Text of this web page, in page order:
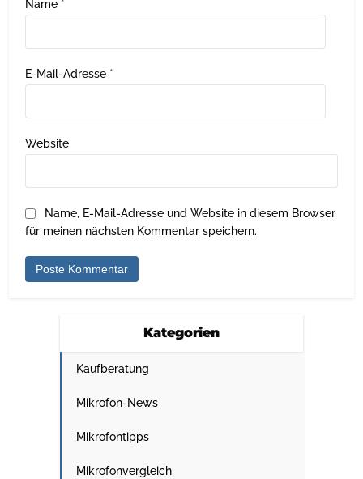
Name *
E-Mail-Adresse *
Website
Name, E-Mail-Adresse und Website in diesem Browser
für meinen nächsten Kommentar speichern.
Kategorien
Kaufberatung
Mikrofon-News
Mikrofontipps
Mikrofonvergleich